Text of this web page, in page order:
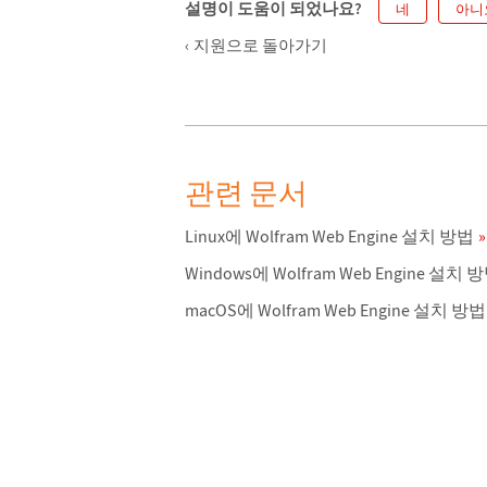
설명이 도움이 되었나요? 네 아
지원으로 돌아가기
관련 문서
Linux에 Wolfram Web Engine 설치 방법
Windows에 Wolfram Web Engine 설치
macOS에 Wolfram Web Engine 설치 방법